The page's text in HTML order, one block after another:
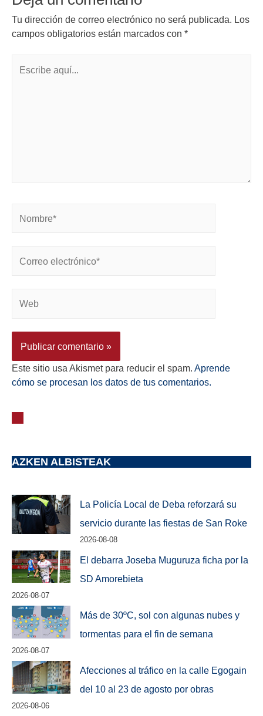
Tu dirección de correo electrónico no será publicada. Los
campos obligatorios están marcados con *
Este sitio usa Akismet para reducir el spam. Aprende
cómo se procesan los datos de tus comentarios.
AZKEN ALBISTEAK
La Policía Local de Deba reforzará su
servicio durante las fiestas de San Roke
2026-08-08
El debarra Joseba Muguruza ficha por la
SD Amorebieta
2026-08-07
Más de 30ºC, sol con algunas nubes y
tormentas para el fin de semana
2026-08-07
Afecciones al tráfico en la calle Egogain
del 10 al 23 de agosto por obras
2026-08-06